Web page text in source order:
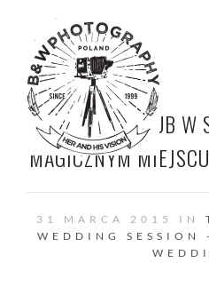
RETRO ŚLUB
MAGICZNYM
31 MARCA 2015 IN
WEDDING SESSION